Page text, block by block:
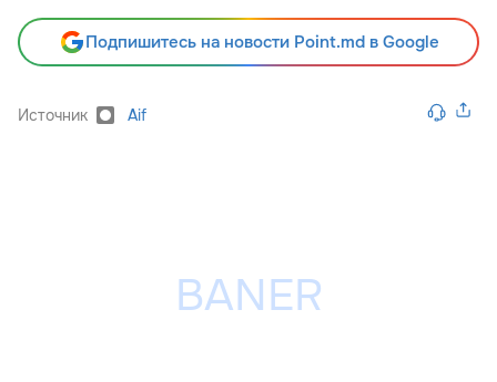
Подпишитесь на новости Point.md в Google
Источник Aif